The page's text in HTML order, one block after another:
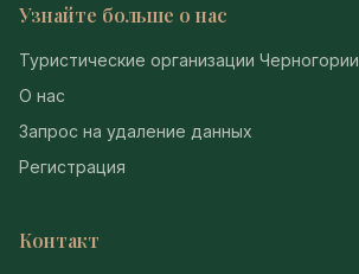
Узнайте больше о нас
Туристические организации Черногории
О нас
Запрос на удаление данных
Регистрация
Контакт